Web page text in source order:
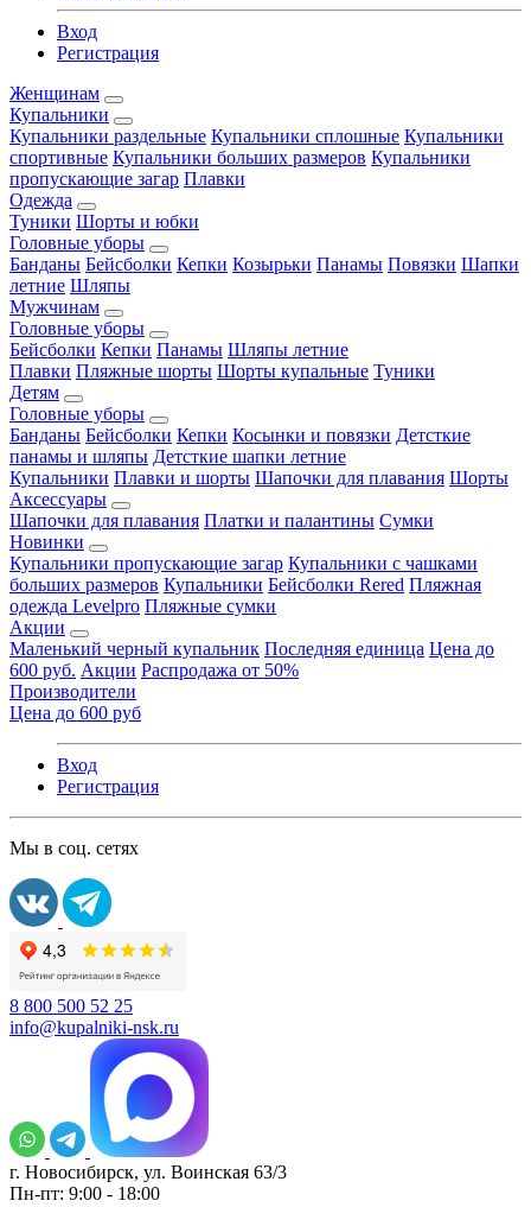
Вход
Регистрация
Женщинам
Купальники
Купальники раздельные Купальники сплошные Купальники
спортивные Купальники больших размеров Купальники
пропускающие загар Плавки
Одежда
Туники Шорты и юбки
Головные уборы
Банданы Бейсболки Кепки Козырьки Панамы Повязки Шапки
летние Шляпы
Мужчинам
Головные уборы
Бейсболки Кепки Панамы Шляпы летние
Плавки Пляжные шорты Шорты купальные Туники
Детям
Головные уборы
Банданы Бейсболки Кепки Косынки и повязки Детсткие
панамы и шляпы Детсткие шапки летние
Купальники Плавки и шорты Шапочки для плавания Шорты
Аксессуары
Шапочки для плавания Платки и палантины Сумки
Новинки
Купальники пропускающие загар Купальники с чашками
больших размеров Купальники Бейсболки Rered Пляжная
одежда Levelpro Пляжные сумки
Акции
Маленький черный купальник Последняя единица Цена до
600 руб. Акции Распродажа от 50%
Производители
Цена до 600 руб
Вход
Регистрация
Мы в соц. сетях
8 800 500 52 25
info@kupalniki-nsk.ru
г. Новосибирск, ул. Воинская 63/3
Пн-пт: 9:00 - 18:00